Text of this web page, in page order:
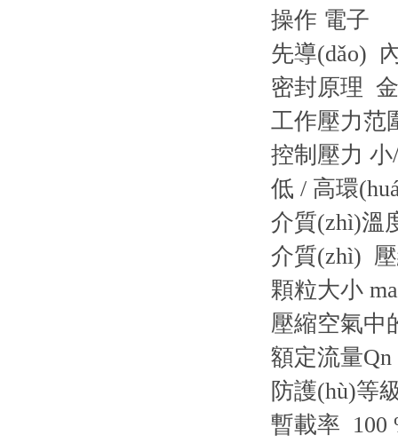
操作 電子
先導(dǎo)
密封原理
工作壓力范
控制壓力
低 / 高環
介質(zhì)溫
介質(zhì)
顆粒大小
壓縮空氣中
額定流量Qn
防護(hù)等
暫載率 100